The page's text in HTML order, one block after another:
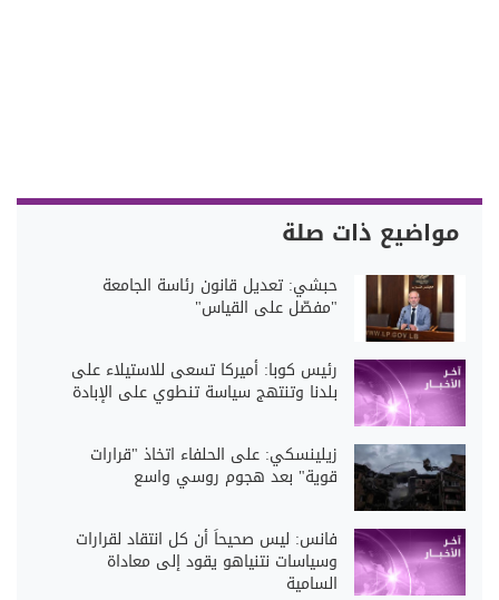
مواضيع ذات صلة
حبشي: تعديل قانون رئاسة الجامعة
"مفصّل على القياس"
رئيس كوبا: أميركا تسعى للاستيلاء على
بلدنا وتنتهج سياسة تنطوي على الإبادة
زيلينسكي: على الحلفاء اتخاذ "قرارات
قوية" بعد هجوم روسي واسع
فانس: ليس صحيحاً أن كل انتقاد لقرارات
وسياسات نتنياهو يقود إلى معاداة
السامية